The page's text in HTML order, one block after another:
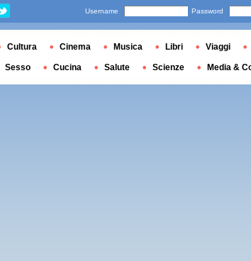
Username Password
Cultura Cinema Musica Libri Viaggi
Sesso Cucina Salute Scienze Media &